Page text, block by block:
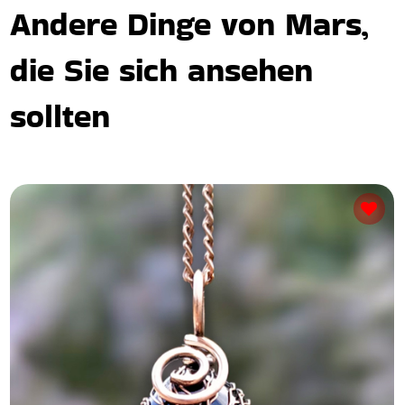
Andere Dinge von Mars,
die Sie sich ansehen
sollten